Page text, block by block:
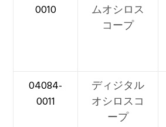
0010
ムオシロス
コープ
04084-
0011
ディジタル
オシロスコ
ープ